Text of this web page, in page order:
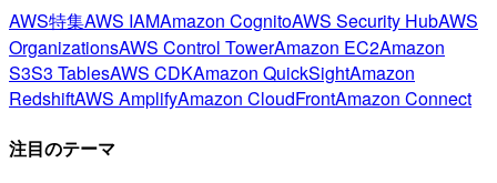
AWS特集AWS IAMAmazon CognitoAWS Security HubAWS
OrganizationsAWS Control TowerAmazon EC2Amazon
S3S3 TablesAWS CDKAmazon QuickSightAmazon
RedshiftAWS AmplifyAmazon CloudFrontAmazon Connect
注目のテーマ